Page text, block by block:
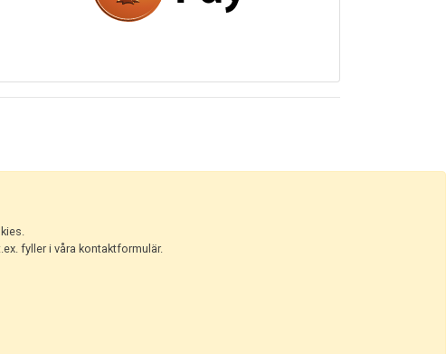
fyller i våra kontaktformulär.